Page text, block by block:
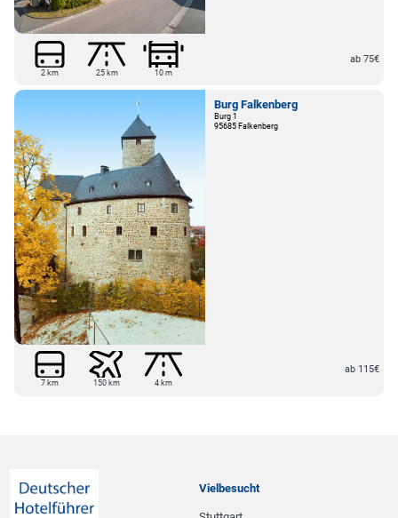
2 km 25 km 10 m
ab 75€
Burg Falkenberg
Burg 1
95685 Falkenberg
7 km 150 km 4 km
ab 115€
Vielbesucht